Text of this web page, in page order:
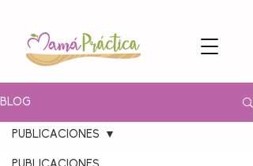
BLOG
PUBLICACIONES